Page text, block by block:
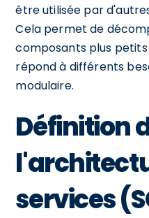
être utilisée par
Cela permet de
composants plus
répond à différents
modulaire.
Définition
services